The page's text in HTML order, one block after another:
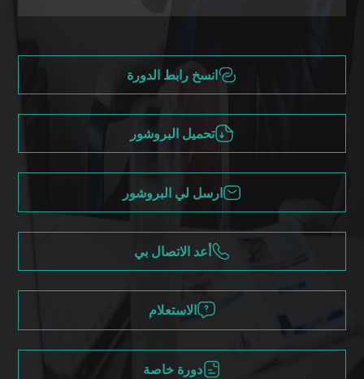
انسخ رابط الدورة
تحميل البروشور
ارسل لي البروشور
أعد الاتصال بي
الاستعلام
دورة خاصة